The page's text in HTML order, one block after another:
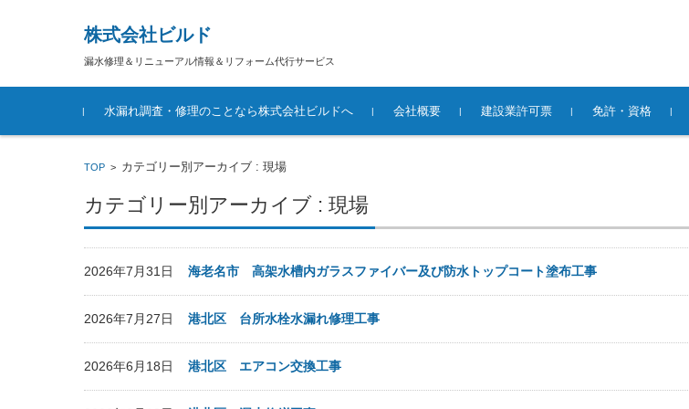
株式会社ビルド
漏水修理＆リニューアル情報＆リフォーム代行サービス
コンテンツに移動
水漏れ調査・修理のことなら株式会社ビルドへ
会社概要 建設業許可票 免許・資格
TOP > カテゴリー別アーカイブ : 現場
カテゴリー別アーカイブ : 現場
2026年7月31日 海老名市 高架水槽内ガラスファイバー及び防水トップコート塗布工事
2026年7月27日 港北区 台所水栓水漏れ修理工事
2026年6月18日 港北区 エアコン交換工事